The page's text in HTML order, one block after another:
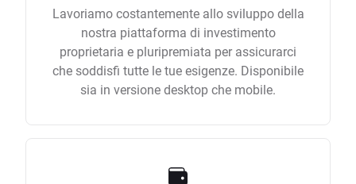
Lavoriamo costantemente allo sviluppo della
nostra piattaforma di investimento
proprietaria e pluripremiata per assicurarci
che soddisfi tutte le tue esigenze. Disponibile
sia in versione desktop che mobile.